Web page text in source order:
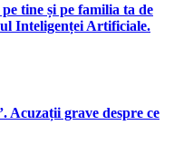
tine și pe familia ta de
Inteligenței Artificiale.
Acuzații grave despre ce